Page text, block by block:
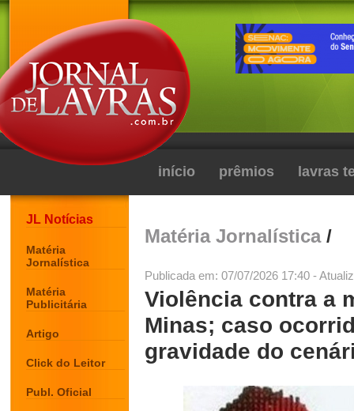
início prêmios lavras
JL Notícias
Matéria
Jornalística
Matéria
Publicitária
Artigo
Click do Leitor
Publ. Oficial
Matéria Jornalística/
Publicada em: 07/07/2026 17:40 -
Violência contra a
Minas; caso
gravidade do